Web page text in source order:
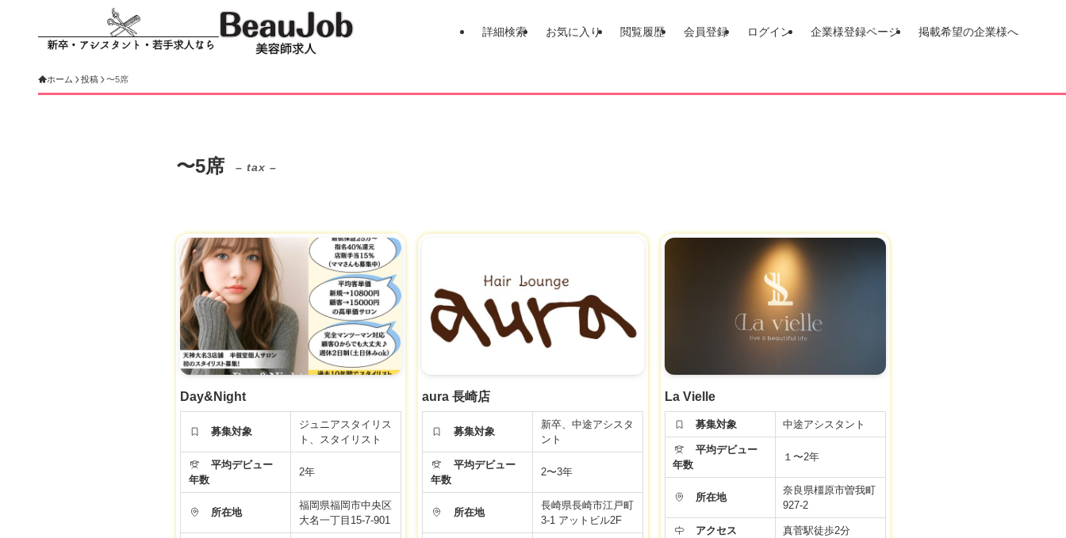
詳細検索 お気に入り 閲覧履歴 会員登録 ログイン 企業様登録ページ 掲載希望の企業様へ
ホーム 投稿 〜5席
〜5席 – tax –
Day&Night
募集対象
ジュニアスタイリス
ト、スタイリスト
平均デビュー
年数
2年
所在地
福岡県福岡市中央区
大名一丁目15-7-901
aura 長崎店
募集対象
新卒、中途アシスタ
ント
平均デビュー
年数
2〜3年
所在地
長崎県長崎市江戸町
3-1 アットビル2F
La Vielle
募集対象 中途アシスタント
平均デビュー
年数
１〜2年
所在地
奈良県橿原市曽我町
927-2
アクセス 真菅駅徒歩2分